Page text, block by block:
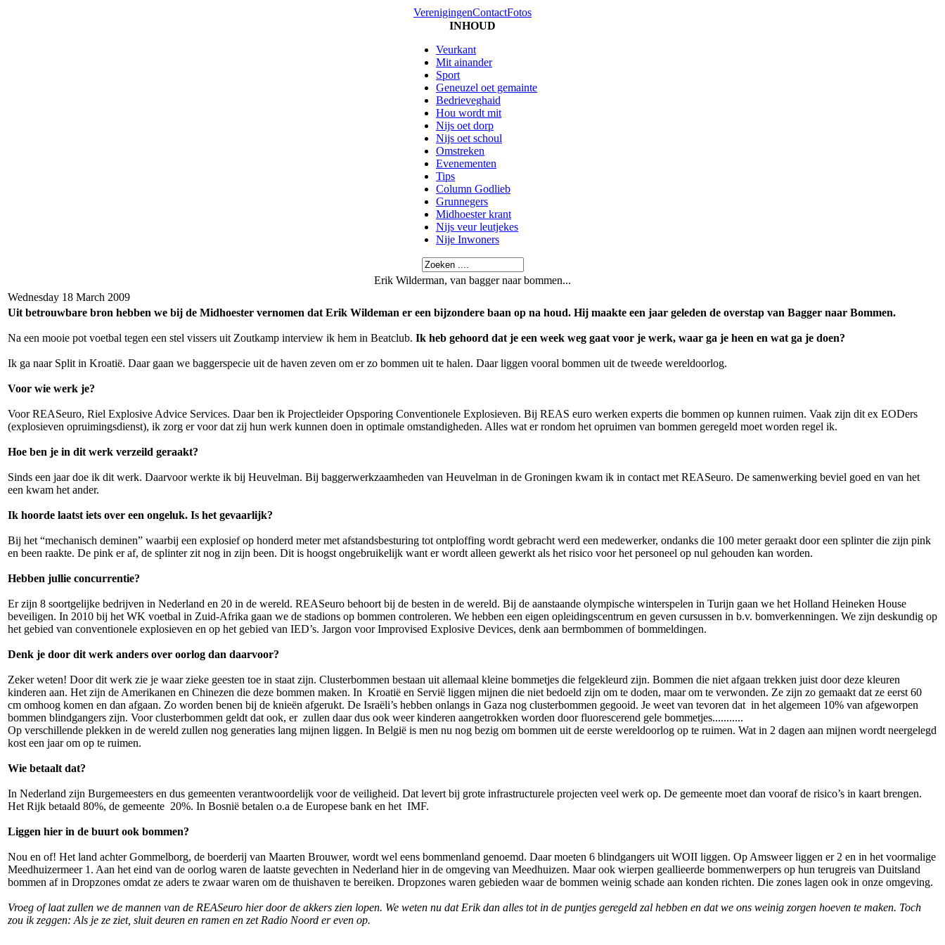
VerenigingenContactFotos
INHOUD
Veurkant
Mit ainander
Sport
Geneuzel oet gemainte
Bedrieveghaid
Hou wordt mit
Nijs oet dorp
Nijs oet schoul
Omstreken
Evenementen
Tips
Column Godlieb
Grunnegers
Midhoester krant
Nijs veur leutjekes
Nije Inwoners
Erik Wilderman, van bagger naar bommen...
Wednesday 18 March 2009
Uit betrouwbare bron hebben we bij de Midhoester vernomen dat Erik Wildeman er een bijzondere baan op na houd. Hij maakte een jaar geleden de overstap van Bagger naar Bommen.
Na een mooie pot voetbal tegen een stel vissers uit Zoutkamp interview ik hem in Beatclub. Ik heb gehoord dat je een week weg gaat voor je werk, waar ga je heen en wat ga je doen?
Ik ga naar Split in Kroatië. Daar gaan we baggerspecie uit de haven zeven om er zo bommen uit te halen. Daar liggen vooral bommen uit de tweede wereldoorlog.
Voor wie werk je?
Voor REASeuro, Riel Explosive Advice Services. Daar ben ik Projectleider Opsporing Conventionele Explosieven. Bij REAS euro werken experts die bommen op kunnen ruimen. Vaak zijn dit ex EODers
(explosieven opruimingsdienst), ik zorg er voor dat zij hun werk kunnen doen in optimale omstandigheden. Alles wat er rondom het opruimen van bommen geregeld moet worden regel ik.
Hoe ben je in dit werk verzeild geraakt?
Sinds een jaar doe ik dit werk. Daarvoor werkte ik bij Heuvelman. Bij baggerwerkzaamheden van Heuvelman in de Groningen kwam ik in contact met REASeuro. De samenwerking beviel goed en van het
een kwam het ander.
Ik hoorde laatst iets over een ongeluk. Is het gevaarlijk?
Bij het “mechanisch deminen” waarbij een explosief op honderd meter met afstandsbesturing tot ontploffing wordt gebracht werd een medewerker, ondanks die 100 meter geraakt door een splinter die zijn pink
en been raakte. De pink er af, de splinter zit nog in zijn been. Dit is hoogst ongebruikelijk want er wordt alleen gewerkt als het risico voor het personeel op nul gehouden kan worden.
Hebben jullie concurrentie?
Er zijn 8 soortgelijke bedrijven in Nederland en 20 in de wereld. REASeuro behoort bij de besten in de wereld. Bij de aanstaande olympische winterspelen in Turijn gaan we het Holland Heineken House
beveiligen. In 2010 bij het WK voetbal in Zuid-Afrika gaan we de stadions op bommen controleren. We hebben een eigen opleidingscentrum en geven cursussen in b.v. bomverkenningen. We zijn deskundig op
het gebied van conventionele explosieven en op het gebied van IED’s. Jargon voor Improvised Explosive Devices, denk aan bermbommen of bommeldingen.
Denk je door dit werk anders over oorlog dan daarvoor?
Zeker weten! Door dit werk zie je waar zieke geesten toe in staat zijn. Clusterbommen bestaan uit allemaal kleine bommetjes die felgekleurd zijn. Bommen die niet afgaan trekken juist door deze kleuren
kinderen aan. Het zijn de Amerikanen en Chinezen die deze bommen maken. In Kroatië en Servië liggen mijnen die niet bedoeld zijn om te doden, maar om te verwonden. Ze zijn zo gemaakt dat ze eerst 60
cm omhoog komen en dan afgaan. Zo worden benen bij de knieën afgerukt. De Israëli’s hebben onlangs in Gaza nog clusterbommen gegooid. Je weet van tevoren dat in het algemeen 10% van afgeworpen
bommen blindgangers zijn. Voor clusterbommen geldt dat ook, er zullen daar dus ook weer kinderen aangetrokken worden door fluorescerend gele bommetjes...........
Op verschillende plekken in de wereld zullen nog generaties lang mijnen liggen. In België is men nu nog bezig om bommen uit de eerste wereldoorlog op te ruimen. Wat in 2 dagen aan mijnen wordt neergelegd
kost een jaar om op te ruimen.
Wie betaalt dat?
In Nederland zijn Burgemeesters en dus gemeenten verantwoordelijk voor de veiligheid. Dat levert bij grote infrastructurele projecten veel werk op. De gemeente moet dan vooraf de risico’s in kaart brengen.
Het Rijk betaald 80%, de gemeente 20%. In Bosnië betalen o.a de Europese bank en het IMF.
Liggen hier in de buurt ook bommen?
Nou en of! Het land achter Gommelborg, de boerderij van Maarten Brouwer, wordt wel eens bommenland genoemd. Daar moeten 6 blindgangers uit WOII liggen. Op Amsweer liggen er 2 en in het voormalige
Meedhuizermeer 1. Aan het eind van de oorlog waren de laatste gevechten in Nederland hier in de omgeving van Meedhuizen. Maar ook wierpen geallieerde bommenwerpers op hun terugreis van Duitsland
bommen af in Dropzones omdat ze aders te zwaar waren om de thuishaven te bereiken. Dropzones waren gebieden waar de bommen weinig schade aan konden richten. Die zones lagen ook in onze omgeving.
Vroeg of laat zullen we de mannen van de REASeuro hier door de akkers zien lopen. We weten nu dat Erik dan alles tot in de puntjes geregeld zal hebben en dat we ons weinig zorgen hoeven te maken. Toch
zou ik zeggen: Als je ze ziet, sluit deuren en ramen en zet Radio Noord er even op.